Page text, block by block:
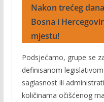
Nakon trećeg
Bosna i
mjestu!
Podsjećamo, grupe se
definisanom
saglasnost ili
količinama očišćenog